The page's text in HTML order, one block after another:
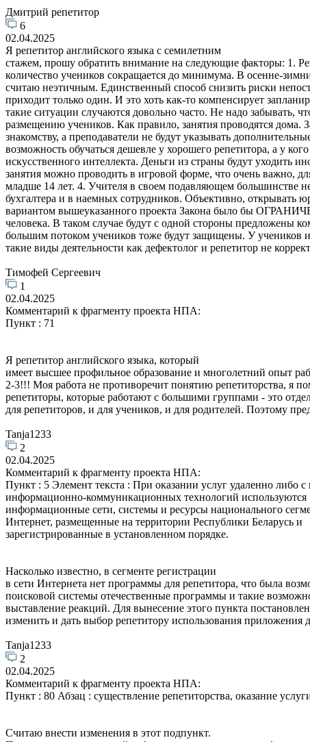
Дмитрий репетитор
6
02.04.2025
Я репетитор английского языка с семилетним
стажем, прошу обратить внимание на следующие факторы: 1.
количество учеников сокращается до минимума. В осенне-
считаю неэтичным. Единственный способ снизить риски
приходит только один. И это хоть как-то компенсирует
такие ситуации случаются довольно часто. Не надо
размещению учеников. Как правило, занятия проводятся дома.
знакомству, а преподаватели не будут указывать
возможность обучаться дешевле у хорошего репетитора, а у
искусственного интеллекта. Деньги из страны будут
занятия можно проводить в игровой форме, что очень важно,
младше 14 лет. 4. Учителя в своем подавляющем большинстве
бухгалтера и в наемных сотрудников. Объективно, открывать
вариантом вышеуказанного проекта Закона было бы
человека. В таком случае будут с одной стороны предложены
большим потоком учеников тоже будут защищены. У учеников
такие виды деятельности как дефектолог и репетитор не
Тимофей Сергеевич
1
02.04.2025
Комментарий к фрагменту проекта НПА:
Пункт : 71
Я репетитор английского языка, который
имеет высшее профильное образование и многолетний опыт
2-3!!! Моя работа не противоречит понятию репетиторства, я
репетиторы, которые работают с большими группами - это
для репетиторов, и для учеников, и для родителей. Поэтому
Tanja1233
2
02.04.2025
Комментарий к фрагменту проекта НПА:
Пункт : 5 Элемент текста : При оказании услуг удаленно либо с
информационно-коммуникационных технологий используются
информационные сети, системы и ресурсы национального
Интернет, размещенные на территории Республики Беларусь и
зарегистрированные в установленном порядке.
Насколько известно, в сегменте регистрации
в сети Интернета нет программы для репетитора, что была
поисковой системы отечественные программы и такие
выставление реакций. Для вынесение этого пункта
изменить и дать выбор репетитору использования приложения
Tanja1233
2
02.04.2025
Комментарий к фрагменту проекта НПА:
Пункт : 80 Абзац : существление репетиторства, оказание
Считаю внести изменения в этот подпункт.